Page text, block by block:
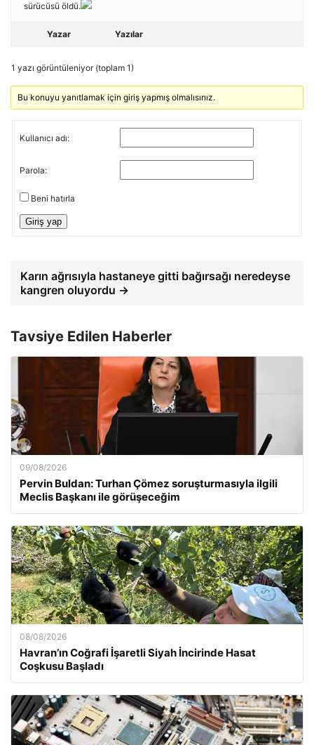
sürücüsü öldü.
Yazar Yazılar
1 yazı görüntüleniyor (toplam 1)
Bu konuyu yanıtlamak için giriş yapmış olmalısınız.
Kullanıcı adı:
Parola:
Beni hatırla
Giriş yap
Karın ağrısıyla hastaneye gitti bağırsağı neredeyse
kangren oluyordu →
Tavsiye Edilen Haberler
09/08/2026
Pervin Buldan: Turhan Çömez soruşturmasıyla ilgili
Meclis Başkanı ile görüşeceğim
08/08/2026
Havran’ın Coğrafi İşaretli Siyah İncirinde Hasat
Coşkusu Başladı